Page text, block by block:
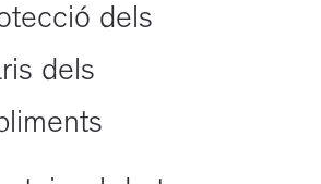
dels
dels